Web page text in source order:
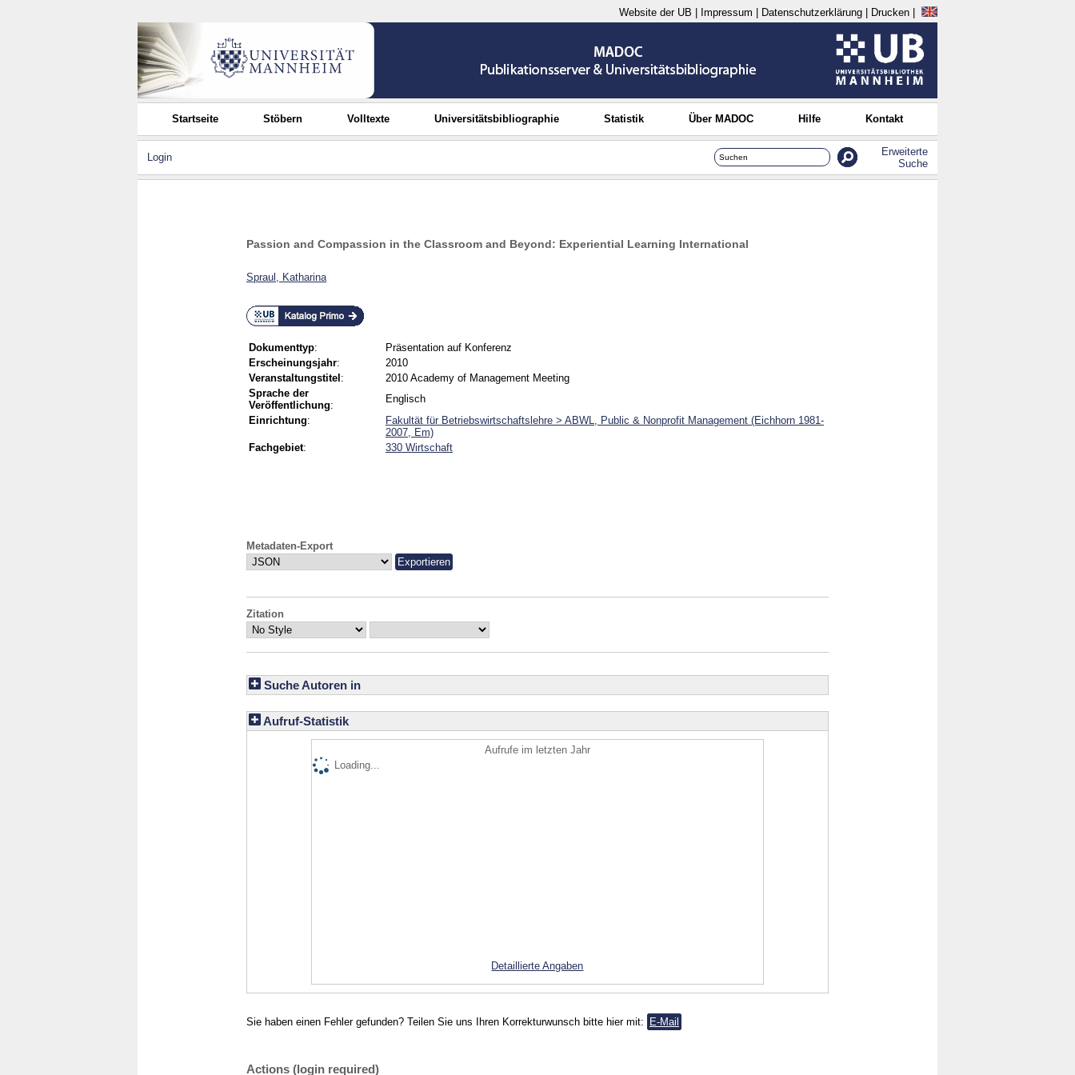
Website der UB Impressum Datenschutzerklärung Drucken
Startseite Stöbern Volltexte Universitätsbibliographie Statistik Über MADOC Hilfe Kontakt
Login
Erweiterte
Suche
Passion and Compassion in the Classroom and Beyond: Experiential Learning International
Spraul, Katharina
Dokumenttyp:
Präsentation auf Konferenz
Erscheinungsjahr:
2010
Veranstaltungstitel :
2010 Academy of Management Meeting
Sprache der
Veröffentlichung:
Englisch
Einrichtung:
Fakultät für Betriebswirtschaftslehre > ABWL, Public & Nonprofit Management (Eichhorn 1981-
2007, Em)
Fachgebiet: 330 Wirtschaft
Metadaten-Export
Zitation
Suche Autoren in
Aufruf-Statistik
Aufrufe im letzten Jahr
Loading...
Detaillierte Angaben
Sie haben einen Fehler gefunden? Teilen Sie uns Ihren Korrekturwunsch bitte hier mit: E-Mail
Actions (login required)